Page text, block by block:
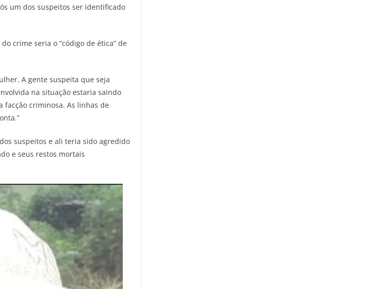
um dos suspeitos ser identificado
crime seria o “código de ética” de
A gente suspeita que seja
na situação estaria saindo
facção criminosa. As linhas de
suspeitos e ali teria sido agredido
e seus restos mortais